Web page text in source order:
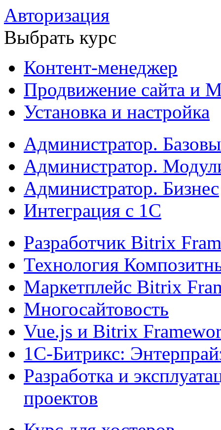
Авторизация
Выбрать курс
Контент-менеджер
Продвижение сайта и
Установка и настройка
Администратор.
Администратор.
Администратор. Бизнес
Интеграция с 1С
Разработчик Bitrix
Технология
Маркетплейс Bitrix
Многосайтовость
Vue.js и Bitrix
1С-Битрикс:
Разработка и
проектов